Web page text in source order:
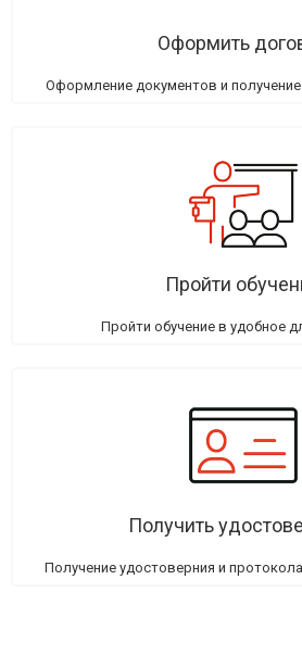
Оформить
Оформление документов и получение
Пройти
Пройти обучение в удобное
Получить
Получение удостоверния и